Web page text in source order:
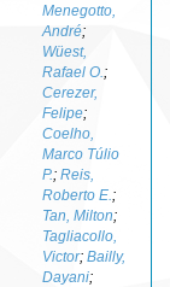
Menegotto,
André;
Wüest,
Rafael O. ;
Cerezer,
Felipe;
Coelho,
Marco Túlio
P.; Reis,
Roberto E. ;
Tan, Milton;
Tagliacollo,
Victor; Bailly,
Dayani;